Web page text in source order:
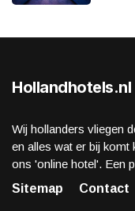
Hollandhotels.nl
Wij hollanders vliegen
en alles wat er bij komt
ons 'online hotel'. Een
Sitemap
Contact